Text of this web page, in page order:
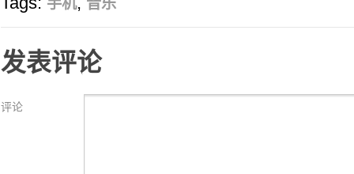
手机 音乐
发表评论
评论